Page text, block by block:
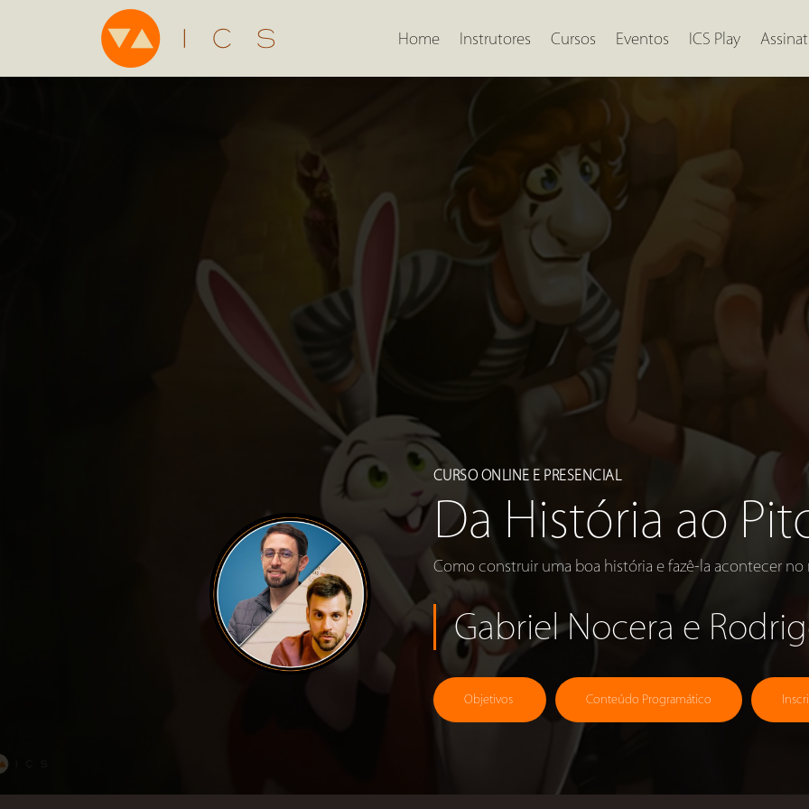
Home Instrutores Cursos Eventos ICS Play
CURSO ONLINE E PRESENCIAL
Da História ao
Como construir uma boa história e fazê-la acontecer no
Gabriel Nocera e
Objetivos Conteúdo Programático